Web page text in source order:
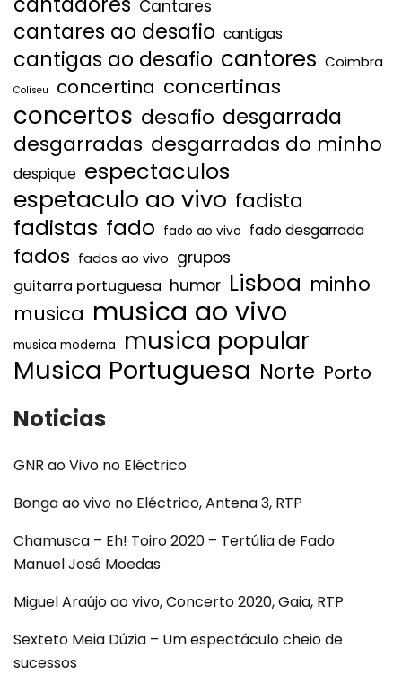
Cantares
cantares ao desafio cantigas
cantigas ao desafio cantores Coimbra
Coliseu concertina concertinas
concertos desafio desgarrada
desgarradas desgarradas do minho
despique espectaculos
espetaculo ao vivo fadista
fadistas fado fado ao vivo fado desgarrada
fados fados ao vivo grupos
guitarra portuguesa humor Lisboa minho
musica musica ao vivo
musica moderna musica popular
Musica Portuguesa Norte Porto
Noticias
GNR ao Vivo no Eléctrico
Bonga ao vivo no Eléctrico, Antena 3, RTP
Chamusca – Eh! Toiro 2020 – Tertúlia de Fado
Manuel José Moedas
Miguel Araújo ao vivo, Concerto 2020, Gaia, RTP
Sexteto Meia Dúzia – Um espectáculo cheio de
sucessos